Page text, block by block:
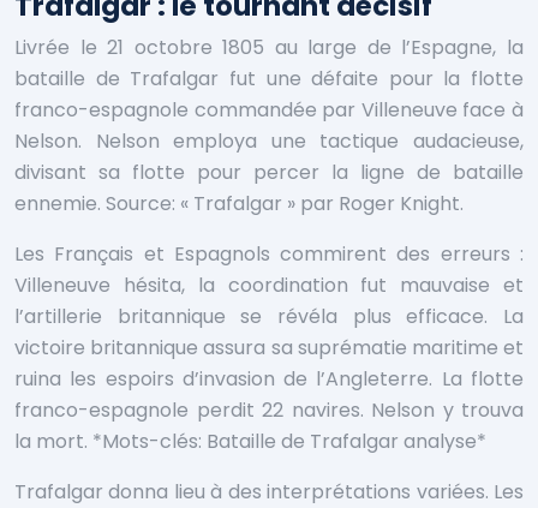
Livrée le 21 octobre 1805 au large de l’Espagne, la
bataille de Trafalgar fut une défaite pour la flotte
franco-espagnole commandée par Villeneuve face à
Nelson. Nelson employa une tactique audacieuse,
divisant sa flotte pour percer la ligne de bataille
ennemie. Source: « Trafalgar » par Roger Knight.
Les Français et Espagnols commirent des erreurs :
Villeneuve hésita, la coordination fut mauvaise et
l’artillerie britannique se révéla plus efficace. La
victoire britannique assura sa suprématie maritime et
ruina les espoirs d’invasion de l’Angleterre. La flotte
franco-espagnole perdit 22 navires. Nelson y trouva
la mort. *Mots-clés: Bataille de Trafalgar analyse*
Trafalgar donna lieu à des interprétations variées. Les